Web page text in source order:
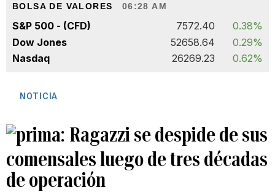
BOLSA DE VALORES 06:28 AM
S&P 500 - (CFD) 7572.40
0.38%
Dow Jones
52658.64
0.29%
Nasdaq
26269.23 0.62%
NOTICIA
Ragazzi se despide de sus
comensales luego de tres décadas
de operación